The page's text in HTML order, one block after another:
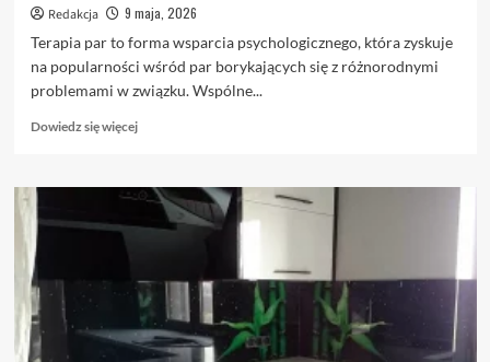
Redakcja
9 maja, 2026
Terapia par to forma wsparcia psychologicznego, która zyskuje
na popularności wśród par borykających się z różnorodnymi
problemami w związku. Wspólne...
Dowiedz się więcejDowiedz
o
Terapia
par
warto
rozważyć
wspólne
sesje